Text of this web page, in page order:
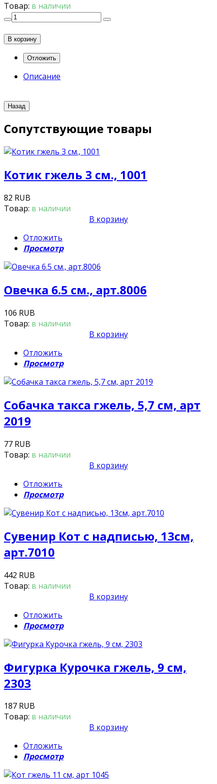
Товар: в наличии
В корзину
Описание
Сопутствующие товары
Котик гжель 3 см., 1001
82 RUB
Товар: в наличии
В корзину
Отложить
Просмотр
Овечка 6.5 см., арт.8006
106 RUB
Товар: в наличии
В корзину
Отложить
Просмотр
Собачка такса гжель, 5,7 см, арт
2019
77 RUB
Товар: в наличии
В корзину
Отложить
Просмотр
Сувенир Кот с надписью, 13см,
арт.7010
442 RUB
Товар: в наличии
В корзину
Отложить
Просмотр
Фигурка Курочка гжель, 9 см,
2303
187 RUB
Товар: в наличии
В корзину
Отложить
Просмотр